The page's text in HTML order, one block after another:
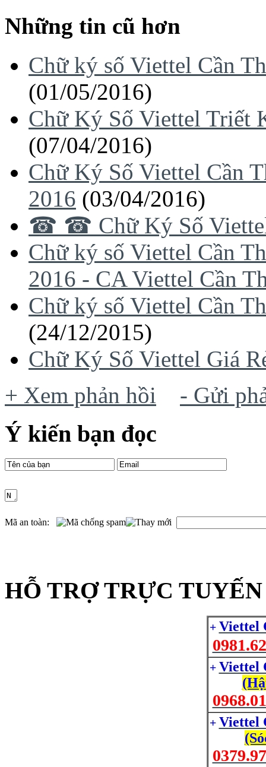
Những tin cũ hơn
Chữ ký số Viettel Cần
(01/05/2016)
Chữ Ký Số Viettel Triết
(07/04/2016)
Chữ Ký Số Viettel Cần
2016 (03/04/2016)
☎ ☎ Chữ Ký Số Viettel
Chữ ký số Viettel Cần
2016 - CA Viettel Cần
Chữ ký số Viettel Cần
(24/12/2015)
Chữ Ký Số Viettel Giá
+ Xem phản hồi
- Gửi
Ý kiến bạn đọc
Mã an toàn:
HỖ TRỢ TRỰC TUYẾN
+ Viettel
+ Viettel
+ Viettel